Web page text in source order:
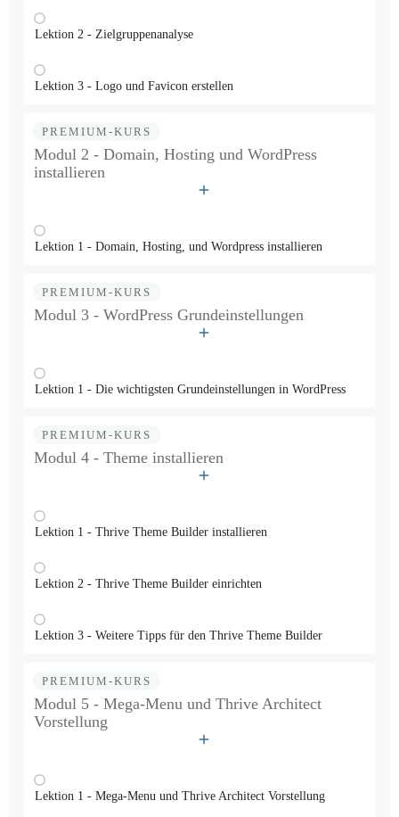
Lektion 2 - Zielgruppenanalyse
Lektion 3 - Logo und Favicon erstellen
PREMIUM-KURS
Modul 2 - Domain, Hosting und WordPress
installieren
Lektion 1 - Domain, Hosting, und Wordpress installieren
PREMIUM-KURS
Modul 3 - WordPress Grundeinstellungen
Lektion 1 - Die wichtigsten Grundeinstellungen in WordPress
PREMIUM-KURS
Modul 4 - Theme installieren
Lektion 1 - Thrive Theme Builder installieren
Lektion 2 - Thrive Theme Builder einrichten
Lektion 3 - Weitere Tipps für den Thrive Theme Builder
PREMIUM-KURS
Modul 5 - Mega-Menu und Thrive Architect
Vorstellung
Lektion 1 - Mega-Menu und Thrive Architect Vorstellung